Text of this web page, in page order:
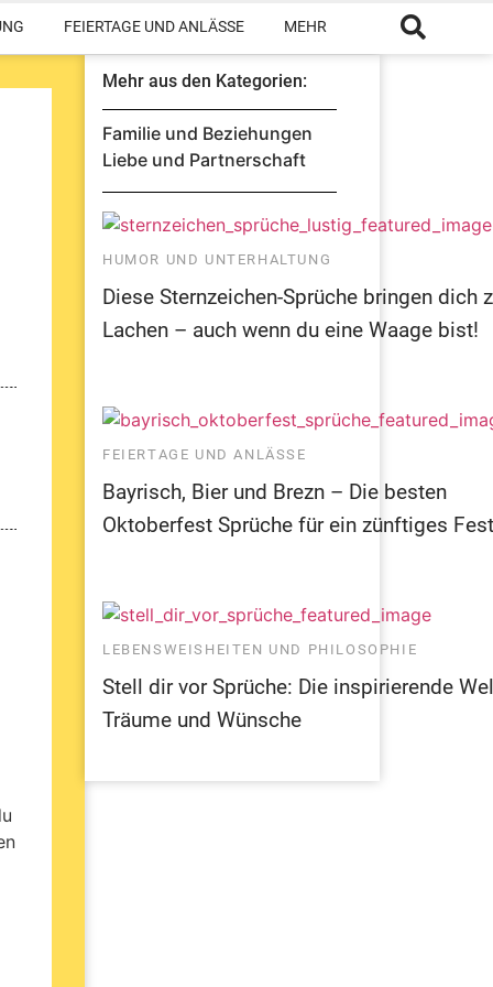
FEIERTAGE UND ANLÄSSE MEHR
Mehr aus den Kategorien:
Familie und Beziehungen
Liebe und Partnerschaft
HUMOR UND UNTERHALTUNG
Diese Sternzeichen-Sprüche bringen dich
Lachen – auch wenn du eine Waage bist!
FEIERTAGE UND ANLÄSSE
Bayrisch, Bier und Brezn – Die besten
Oktoberfest Sprüche für ein zünftiges
LEBENSWEISHEITEN UND PHILOSOPHIE
Stell dir vor Sprüche: Die inspirierende
Träume und Wünsche